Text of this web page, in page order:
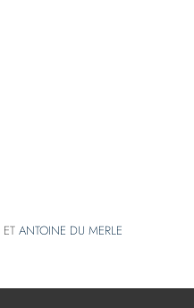
ETANTOINE DU MERLE